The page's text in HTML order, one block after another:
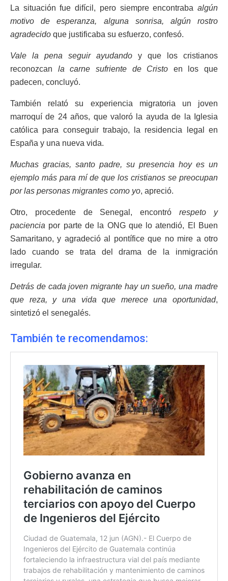
La situación fue difícil, pero siempre encontraba algún
motivo de esperanza, alguna sonrisa, algún rostro
agradecido que justificaba su esfuerzo, confesó.
Vale la pena seguir ayudando y que los cristianos
reconozcan la carne sufriente de Cristo en los que
padecen, concluyó.
También relató su experiencia migratoria un joven
marroquí de 24 años, que valoró la ayuda de la Iglesia
católica para conseguir trabajo, la residencia legal en
España y una nueva vida.
Muchas gracias, santo padre, su presencia hoy es un
ejemplo más para mí de que los cristianos se preocupan
por las personas migrantes como yo, apreció.
Otro, procedente de Senegal, encontrórespeto y
paciencia por parte de la ONG que lo atendió, El Buen
Samaritano, y agradeció al pontífice que no mire a otro
lado cuando se trata del drama de la inmigración
irregular.
Detrás de cada joven migrante hay un sueño, una madre
que reza, y una vida que merece una oportunidad,
sintetizó el senegalés.
También te recomendamos: